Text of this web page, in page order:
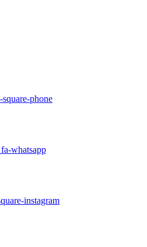
square-phone
whatsapp
instagram